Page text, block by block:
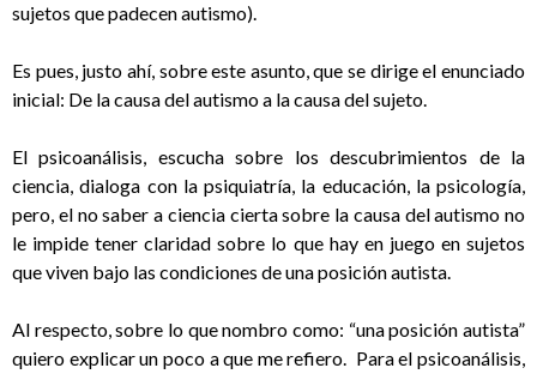
sujetos que padecen autismo).
Es pues, justo ahí, sobre este asunto, que se dirige el enunciado
inicial: De la causa del autismo a la causa del sujeto.
El psicoanálisis, escucha sobre los descubrimientos de la
ciencia, dialoga con la psiquiatría, la educación, la psicología,
pero, el no saber a ciencia cierta sobre la causa del autismo no
le impide tener claridad sobre lo que hay en juego en sujetos
que viven bajo las condiciones de una posición autista.
Al respecto, sobre lo que nombro como: “una posición autista”
quiero explicar un poco a que me refiero. Para el psicoanálisis,